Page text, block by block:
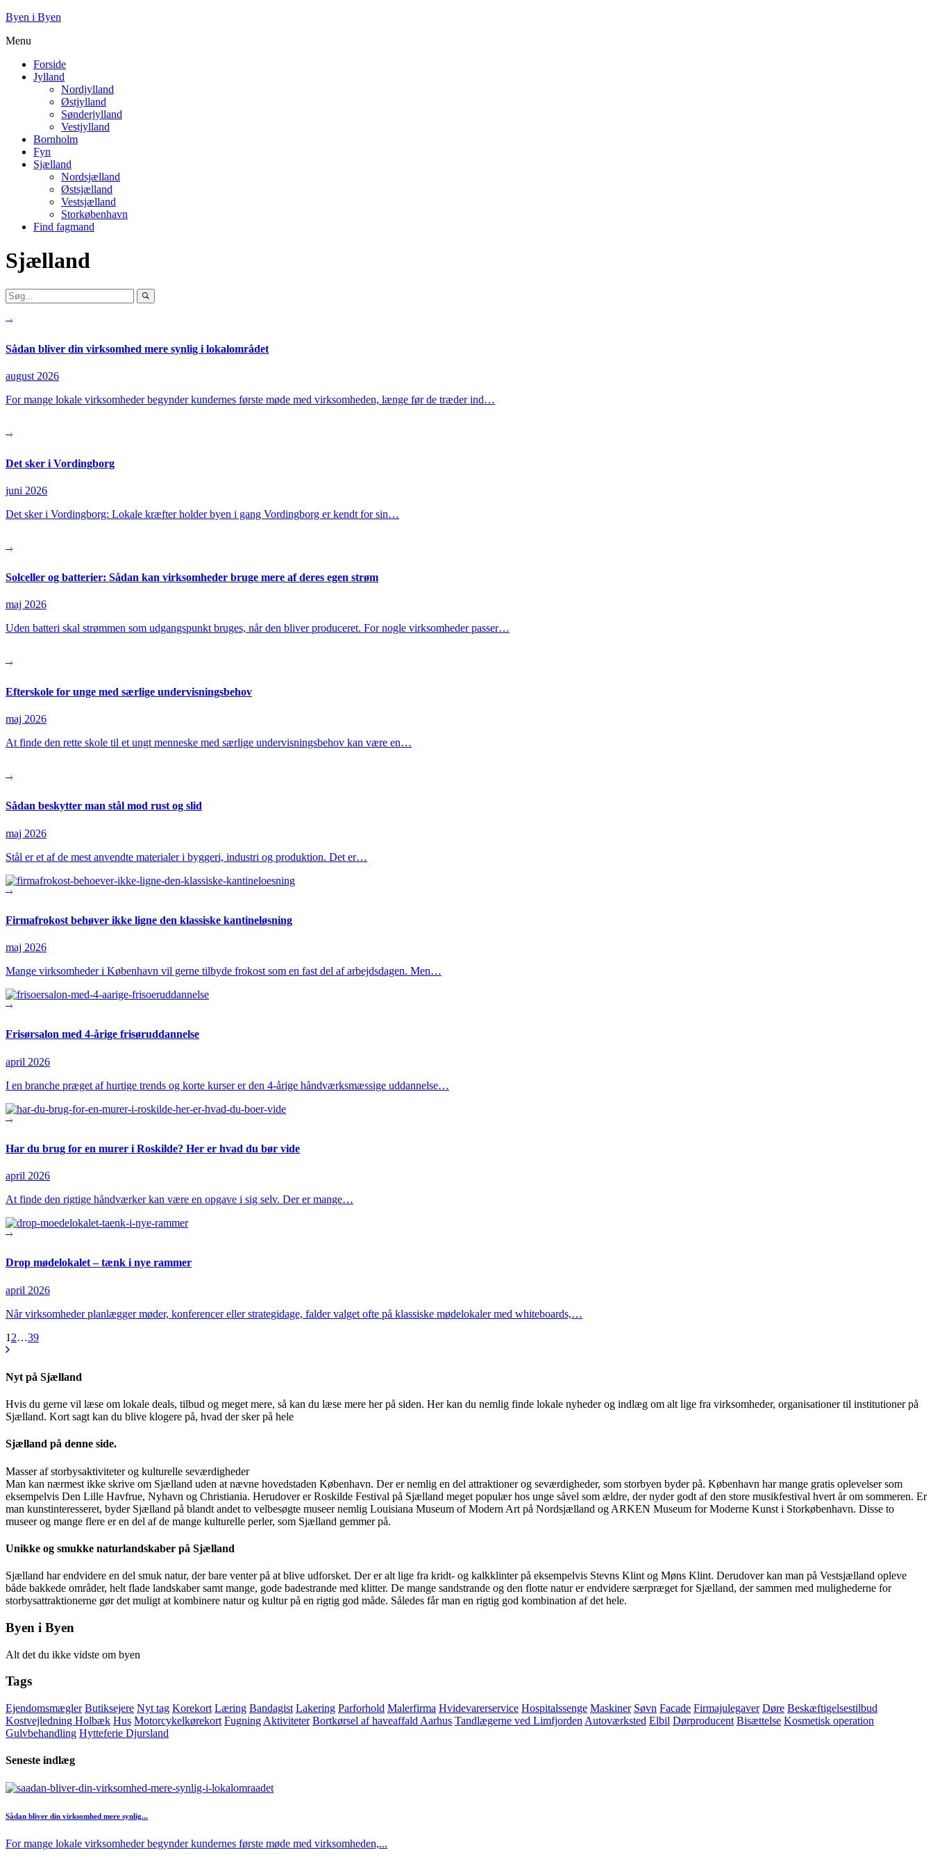
Byen i Byen
Menu
Forside
Jylland
Nordjylland
Østjylland
Sønderjylland
Vestjylland
Bornholm
Fyn
Sjælland
Nordsjælland
Østsjælland
Vestsjælland
Storkøbenhavn
Find fagmand
Sjælland
Sådan bliver din virksomhed mere synlig i lokalområdet
august 2026
For mange lokale virksomheder begynder kundernes første møde med virksomheden, længe før de træder ind…
Det sker i Vordingborg
juni 2026
Det sker i Vordingborg: Lokale kræfter holder byen i gang Vordingborg er kendt for sin…
Solceller og batterier: Sådan kan virksomheder bruge mere af deres egen strøm
maj 2026
Uden batteri skal strømmen som udgangspunkt bruges, når den bliver produceret. For nogle virksomheder passer…
Efterskole for unge med særlige undervisningsbehov
maj 2026
At finde den rette skole til et ungt menneske med særlige undervisningsbehov kan være en…
Sådan beskytter man stål mod rust og slid
maj 2026
Stål er et af de mest anvendte materialer i byggeri, industri og produktion. Det er…
Firmafrokost behøver ikke ligne den klassiske kantineløsning
maj 2026
Mange virksomheder i København vil gerne tilbyde frokost som en fast del af arbejdsdagen. Men…
Frisørsalon med 4-årige frisøruddannelse
april 2026
I en branche præget af hurtige trends og korte kurser er den 4-årige håndværksmæssige uddannelse…
Har du brug for en murer i Roskilde? Her er hvad du bør vide
april 2026
At finde den rigtige håndværker kan være en opgave i sig selv. Der er mange…
Drop mødelokalet – tænk i nye rammer
april 2026
Når virksomheder planlægger møder, konferencer eller strategidage, falder valget ofte på klassiske mødelokaler med whiteboards,…
1 2…39
Nyt på Sjælland
Hvis du gerne vil læse om lokale deals, tilbud og meget mere, så kan du læse mere her på siden. Her kan du nemlig finde lokale nyheder og indlæg om alt lige fra virksomheder, organisationer til institutioner på
Sjælland. Kort sagt kan du blive klogere på, hvad der sker på hele
Sjælland på denne side.
Masser af storbysaktiviteter og kulturelle seværdigheder
Man kan nærmest ikke skrive om Sjælland uden at nævne hovedstaden København. Der er nemlig en del attraktioner og seværdigheder, som storbyen byder på. København har mange gratis oplevelser som
eksempelvis Den Lille Havfrue, Nyhavn og Christiania. Herudover er Roskilde Festival på Sjælland meget populær hos unge såvel som ældre, der nyder godt af den store musikfestival hvert år om sommeren. Er
man kunstinteresseret, byder Sjælland på blandt andet to velbesøgte museer nemlig Louisiana Museum of Modern Art på Nordsjælland og ARKEN Museum for Moderne Kunst i Storkøbenhavn. Disse to
museer og mange flere er en del af de mange kulturelle perler, som Sjælland gemmer på.
Unikke og smukke naturlandskaber på Sjælland
Sjælland har endvidere en del smuk natur, der bare venter på at blive udforsket. Der er alt lige fra kridt- og kalkklinter på eksempelvis Stevns Klint og Møns Klint. Derudover kan man på Vestsjælland opleve
både bakkede områder, helt flade landskaber samt mange, gode badestrande med klitter. De mange sandstrande og den flotte natur er endvidere særpræget for Sjælland, der sammen med mulighederne for
storbysattraktionerne gør det muligt at kombinere natur og kultur på en rigtig god måde. Således får man en rigtig god kombination af det hele.
Byen i Byen
Alt det du ikke vidste om byen
Tags
Ejendomsmægler Butiksejere Nyt tag Korekort Læring Bandagist Lakering Parforhold Malerfirma Hvidevarerservice Hospitalssenge Maskiner Søvn Facade Firmajulegaver Døre Beskæftigelsestilbud
Kostvejledning Holbæk Hus Motorcykelkørekort Fugning Aktiviteter Bortkørsel af haveaffald Aarhus Tandlægerne ved Limfjorden Autoværksted Elbil Dørproducent Bisættelse Kosmetisk operation
Gulvbehandling Hytteferie Djursland
Seneste indlæg
Sådan bliver din virksomhed mere synlig...
For mange lokale virksomheder begynder kundernes første møde med virksomheden,...